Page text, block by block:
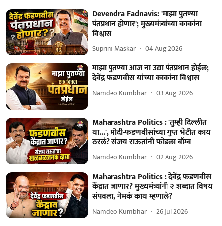
Devendra Fadnavis: 'माझा पुतण्या
पंतप्रधान होणार'; मुख्यमंत्र्यांच्या काकांना
विश्वास
Suprim Maskar 04 Aug 2026
माझा पुतण्या आज ना उद्या पंतप्रधान होईल;
देवेंद्र फडणवीस यांच्या काकांना विश्वास
Namdeo Kumbhar 03 Aug 2026
Maharashtra Politics : 'तुम्ही दिल्लीत
या...', मोदी-फडणवीसांच्या गुप्त भेटीत काय
ठरलं? संजय राऊतांनी फोडला बॉम्ब
Namdeo Kumbhar 02 Aug 2026
Maharashtra Politics : देवेंद्र फडणवीस
केंद्रात जाणार? मुख्यमंत्र्यांनी २ शब्दात विषय
संपवला, नेमकं काय म्हणाले?
Namdeo Kumbhar 26 Jul 2026